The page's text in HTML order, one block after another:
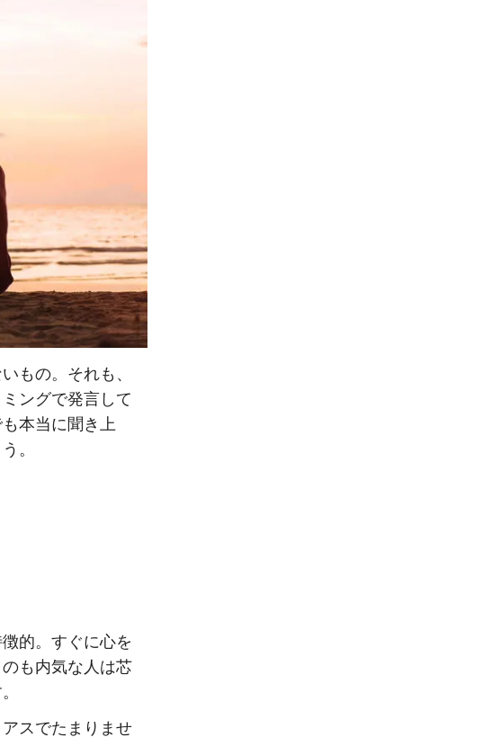
もの。それも、
ングで発言して
本当に聞き上
。
的。すぐに心を
も内気な人は芯
スでたまりませ